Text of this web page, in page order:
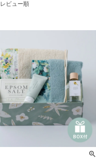
レビュー順